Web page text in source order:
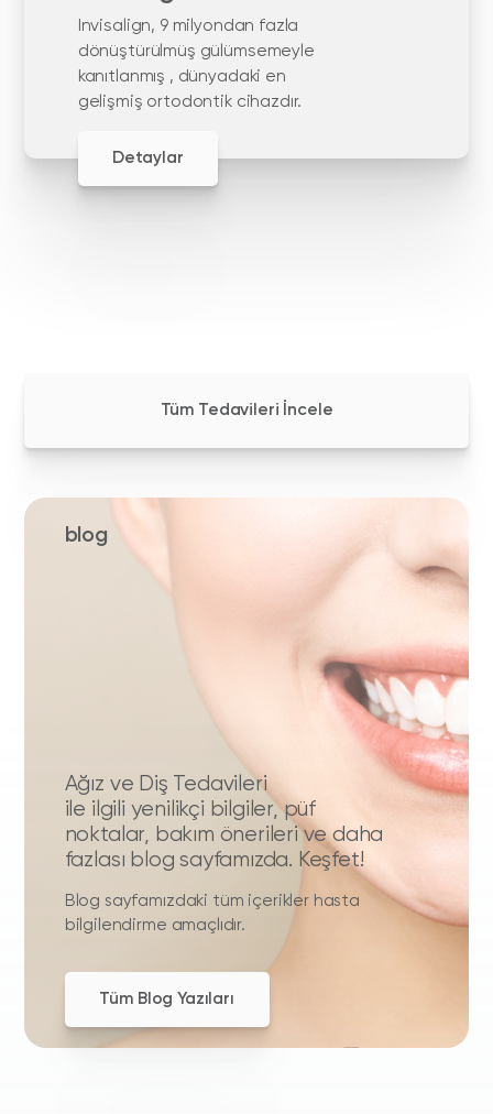
Invisalign, 9 milyondan fazla
dönüştürülmüş gülümsemeyle
kanıtlanmış , dünyadaki en
gelişmiş ortodontik cihazdır.
Detaylar
Tüm Tedavileri İncele
blog
Ağız ve Diş Tedavileri
ile ilgili yenilikçi bilgiler, püf
noktalar, bakım önerileri ve daha
fazlası blog sayfamızda. Keşfet!
Blog sayfamızdaki tüm içerikler hasta
bilgilendirme amaçlıdır.
Tüm Blog Yazıları